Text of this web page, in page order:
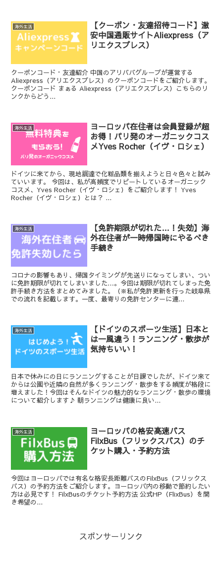
海外生活
【クーポン・友達招待コード】激
安中国通販サイトAliexpress（ア
リエクスプレス）
クーポンコード・友達紹介 中国のアリババグループが運営する
Aliexpress（アリエクスプレス）のクーポンコードをご紹介します。
クーポンコード まぁる Aliexpress（アリエクスプレス）こちらのリ
ンクからどう...
海外生活
ヨーロッパ在住者は会員登録が超
お得！パリ発のオーガニックコス
メYves Rocher（イヴ・ロシェ）
ドイツに来てから、現地調達で化粧品類を揃えようと日々色々と試み
ていいます。 今回は、私が高頻度でリピートしているオーガニック
コスメ、Yves Rocher（イヴ・ロシェ）をご紹介します！ Yves
Rocher（イヴ・ロシェ）とは？ ...
海外生活
【免許期限が切れた…！失効】海
外在住者が一時帰国時にやるべき
手続き
コロナの影響もあり、帰国タイミングが先送りになってしまい、つい
に免許期限が切れてしまいました…。今回は期限が切れてしまった免
許手続き方法をまとめてみました。（※私が免許更新を行った岐阜県
での流れを記載します。一度、最寄りの免許センターに連...
海外生活
【ドイツのスポーツ生活】日本と
は一風違う！ランニング・散歩が
気持ちいい！
日本で休みにの日にランニングすることが日課でしたが、ドイツ来て
からは公園や近隣の自然が多くランニング・散歩をする頻度が格段に
増えました！今回はそんなドイツの魅力的なランニング・散歩の環境
について紹介します♪ 朝ランニングは健康に良い...
海外生活
ヨーロッパの格安高速バス
FilxBus（フリックスバス）のチ
ケット購入・予約方法
今回はヨーロッパでは有名な格安長距離バスのFilxBus（フリックス
バス）の予約方法をご紹介します。ヨーロッパ内の移動で節約したい
方は必見です！ FilxBusのチケット予約方法 公式HP（FlixBus）を開
き希望の...
スポンサーリンク